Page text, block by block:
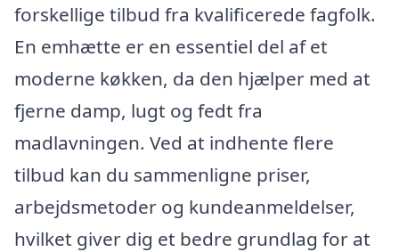
forskellige tilbud fra kvalificerede fagfolk.
En emhætte er en essentiel del af et
moderne køkken, da den hjælper med at
fjerne damp, lugt og fedt fra
madlavningen. Ved at indhente flere
tilbud kan du sammenligne priser,
arbejdsmetoder og kundeanmeldelser,
hvilket giver dig et bedre grundlag for at